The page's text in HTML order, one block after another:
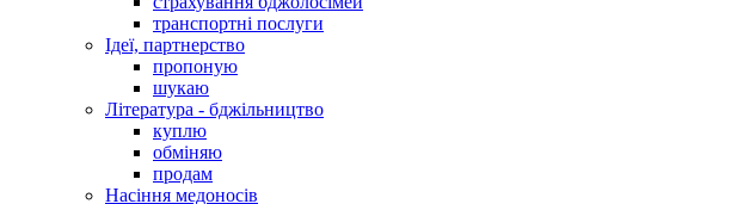
транспортні послуги
Ідеї, партнерство
пропоную
шукаю
Література - бджільництво
куплю
обміняю
продам
Насіння медоносів